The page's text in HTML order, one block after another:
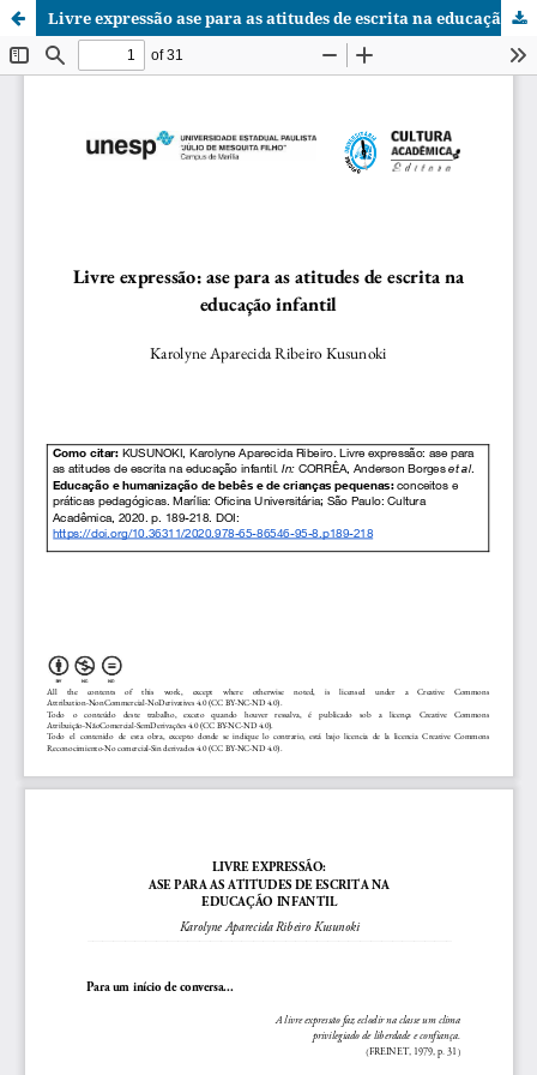
Livre expressão ase para as atitudes de escrita na educação infantil.pdf